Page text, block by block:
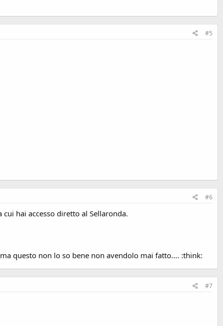
#5
#6
hai accesso diretto al Sellaronda.
questo non lo so bene non avendolo mai fatto.... :think:
#7